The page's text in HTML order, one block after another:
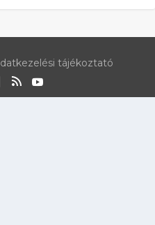
tájékoztató